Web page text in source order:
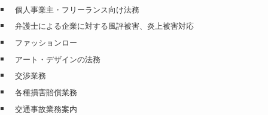
個人事業主・フリーランス向け法務
弁護士による企業に対する風評被害、炎上被害対応
ファッションロー
アート・デザインの法務
交渉業務
各種損害賠償業務
交通事故業務案内